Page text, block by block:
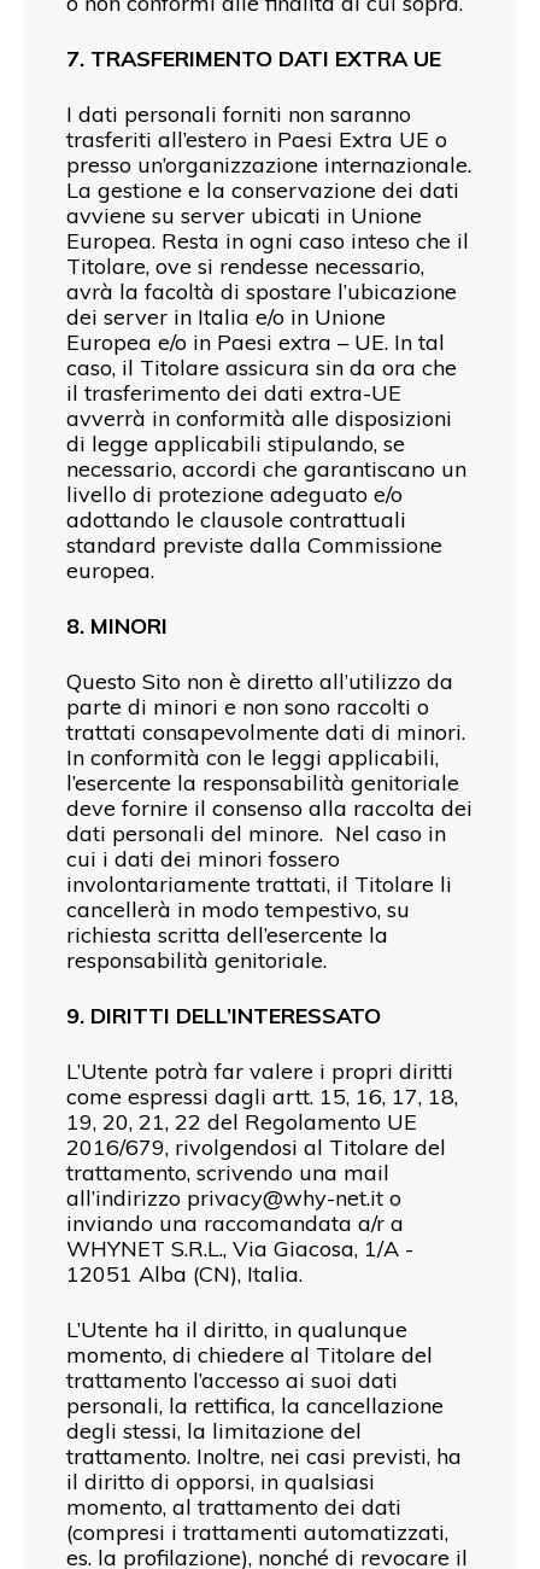
7. TRASFERIMENTO DATI EXTRA UE
I dati personali forniti non saranno
trasferiti all’estero in Paesi Extra UE o
presso un’organizzazione internazionale.
La gestione e la conservazione dei dati
avviene su server ubicati in Unione
Europea. Resta in ogni caso inteso che il
Titolare, ove si rendesse necessario,
avrà la facoltà di spostare l’ubicazione
dei server in Italia e/o in Unione
Europea e/o in Paesi extra – UE. In tal
caso, il Titolare assicura sin da ora che
il trasferimento dei dati extra-UE
avverrà in conformità alle disposizioni
di legge applicabili stipulando, se
necessario, accordi che garantiscano un
livello di protezione adeguato e/o
adottando le clausole contrattuali
standard previste dalla Commissione
europea.
8. MINORI
Questo Sito non è diretto all’utilizzo da
parte di minori e non sono raccolti o
trattati consapevolmente dati di minori.
In conformità con le leggi applicabili,
l’esercente la responsabilità genitoriale
deve fornire il consenso alla raccolta dei
dati personali del minore. Nel caso in
cui i dati dei minori fossero
involontariamente trattati, il Titolare li
cancellerà in modo tempestivo, su
richiesta scritta dell’esercente la
responsabilità genitoriale.
9. DIRITTI DELL’INTERESSATO
L’Utente potrà far valere i propri diritti
come espressi dagli artt. 15, 16, 17, 18,
19, 20, 21, 22 del Regolamento UE
2016/679, rivolgendosi al Titolare del
trattamento, scrivendo una mail
all’indirizzo privacy@why-net.it o
inviando una raccomandata a/r a
WHYNET S.R.L., Via Giacosa, 1/A -
12051 Alba (CN), Italia.
L’Utente ha il diritto, in qualunque
momento, di chiedere al Titolare del
trattamento l’accesso ai suoi dati
personali, la rettifica, la cancellazione
degli stessi, la limitazione del
trattamento. Inoltre, nei casi previsti, ha
il diritto di opporsi, in qualsiasi
momento, al trattamento dei dati
(compresi i trattamenti automatizzati,
es. la profilazione), nonché di revocare il